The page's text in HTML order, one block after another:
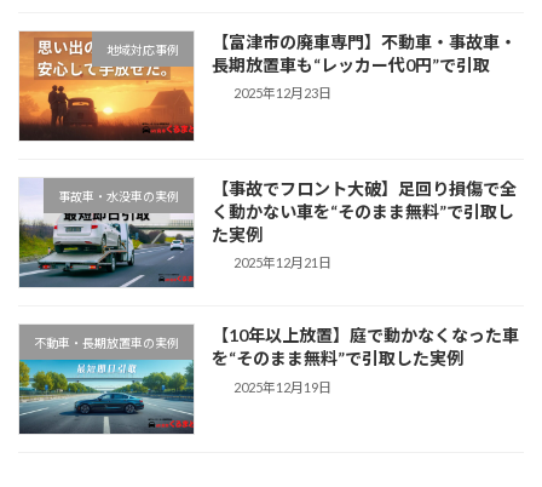
地域対応事例
【富津市の廃車専門】不動車・事故車・
長期放置車も“レッカー代0円”で引取
2025年12月23日
事故車・水没車の実例
【事故でフロント大破】足回り損傷で全
く動かない車を“そのまま無料”で引取し
た実例
2025年12月21日
不動車・長期放置車の実例
【10年以上放置】庭で動かなくなった車
を“そのまま無料”で引取した実例
2025年12月19日